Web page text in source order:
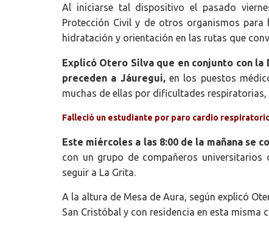
Al iniciarse tal dispositivo el pasado
Protección Civil y de otros organismos
hidratación y orientación en las rutas que
Explicó Otero Silva que en conjunto con
preceden a Jáuregui,en los puestos
muchas de ellas por dificultades
Falleció un estudiante por paro cardio
Este miércoles a las 8:00 de la mañana se
con un grupo de compañeros
seguir a La Grita.
A la altura de Mesa de Aura, según explicó
San Cristóbal y con residencia en esta